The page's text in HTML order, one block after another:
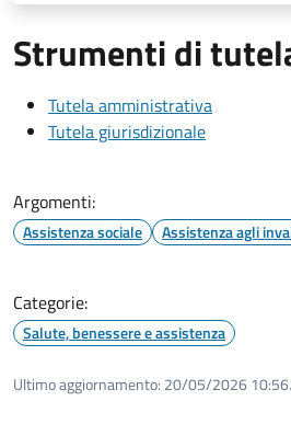
Strumenti di
Tutela amministrativa
Tutela giurisdizionale
Argomenti:
Assistenza sociale Assistenza agli
Categorie:
Salute, benessere e assistenza
Ultimo aggiornamento: 20/05/2026